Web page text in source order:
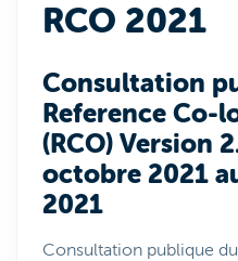
RCO 2021
Consultation
Reference Co-
(RCO) Version
octobre 2021
2021
Consultation publique